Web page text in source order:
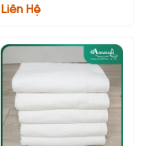
Liên Hệ